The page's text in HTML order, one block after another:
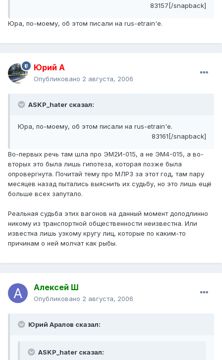
83157[/snapback]
Юра, по-моему, об этом писали на rus-etrain'e.
Юрий А
Опубликовано 2 августа, 2006
ASKP_hater сказал:
Юра, по-моему, об этом писали на rus-etrain'e.
83161[/snapback]
Во-первых речь там шла про ЭМ2И-015, а не ЭМ4-015, а во-
вторых это была лишь гипотеза, которая позже была
опровергнута. Почитай тему про МЛРЗ за этот год, там пару
месяцев назад пытались выяснить их судьбу, но это лишь ещё
больше всех запутало.
Реальная судьба этих вагонов на данный момент доподлинно
никому из транспортной общественности неизвестна. Или
известна лишь узкому кругу лиц, которые по каким-то
причинам о ней молчат как рыбы.
Алексей Ш
Опубликовано 2 августа, 2006
Юрий Аралов сказал:
ASKP_hater сказал: